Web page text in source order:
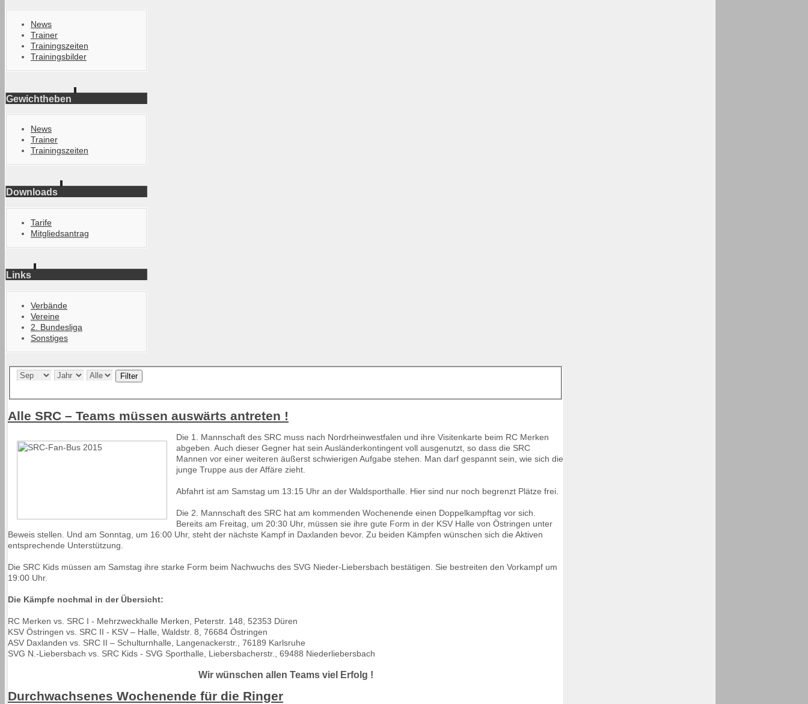
News
Trainer
Trainingszeiten
Trainingsbilder
Gewichtheben
News
Trainer
Trainingszeiten
Downloads
Tarife
Mitgliedsantrag
Links
Verbände
Vereine
2. Bundesliga
Sonstiges
Filter
Alle SRC – Teams müssen auswärts antreten !
Die 1. Mannschaft des SRC muss nach Nordrheinwestfalen und ihre Visitenkarte beim RC Merken
abgeben. Auch dieser Gegner hat sein Ausländerkontingent voll ausgenutzt, so dass die SRC
Mannen vor einer weiteren äußerst schwierigen Aufgabe stehen. Man darf gespannt sein, wie sich die
junge Truppe aus der Affäre zieht.
Abfahrt ist am Samstag um 13:15 Uhr an der Waldsporthalle. Hier sind nur noch begrenzt Plätze frei.
Die 2. Mannschaft des SRC hat am kommenden Wochenende einen Doppelkampftag vor sich.
Bereits am Freitag, um 20:30 Uhr, müssen sie ihre gute Form in der KSV Halle von Östringen unter
Beweis stellen. Und am Sonntag, um 16:00 Uhr, steht der nächste Kampf in Daxlanden bevor. Zu beiden Kämpfen wünschen sich die Aktiven
entsprechende Unterstützung.
Die SRC Kids müssen am Samstag ihre starke Form beim Nachwuchs des SVG Nieder-Liebersbach bestätigen. Sie bestreiten den Vorkampf um
19:00 Uhr.
Die Kämpfe nochmal in der Übersicht:
RC Merken vs. SRC I - Mehrzweckhalle Merken, Peterstr. 148, 52353 Düren
KSV Östringen vs. SRC II - KSV – Halle, Waldstr. 8, 76684 Östringen
ASV Daxlanden vs. SRC II – Schulturnhalle, Langenackerstr., 76189 Karlsruhe
SVG N.-Liebersbach vs. SRC Kids - SVG Sporthalle, Liebersbacherstr., 69488 Niederliebersbach
Wir wünschen allen Teams viel Erfolg !
Durchwachsenes Wochenende für die Ringer